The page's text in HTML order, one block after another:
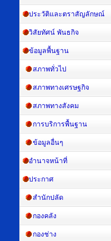
ประวัติและตราสัญลักษณ์
วิสัยทัศน์ พันธกิจ
ข้อมูลพื้นฐาน
สภาพทั่วไป
สภาพทางเศรษฐกิจ
สภาพทางสังคม
การบริการพื้นฐาน
ข้อมูลอื่นๆ
อำนาจหน้าที่
ประกาศ
สำนักปลัด
กองคลัง
กองช่าง